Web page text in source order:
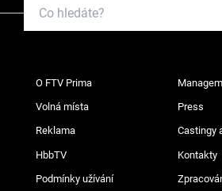
O FTV Prima
Volná místa Press
Reklama Castingy
HbbTV Kontakty
Podmínky užívání